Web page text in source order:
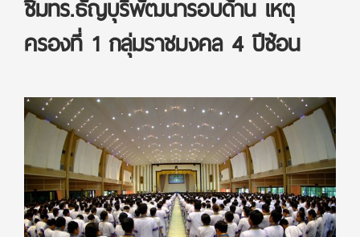
ชี้มทร.ธัญบุรีพัฒนารอบด้าน เหตุ
ครองที่ 1 กลุ่มราชมงคล 4 ปีซ้อน